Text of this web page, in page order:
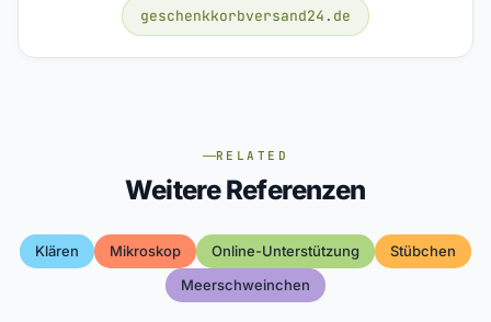
geschenkkorbversand24.de
RELATED
Weitere Referenzen
Klären Mikroskop Online-Unterstützung
Stübchen
Meerschweinchen